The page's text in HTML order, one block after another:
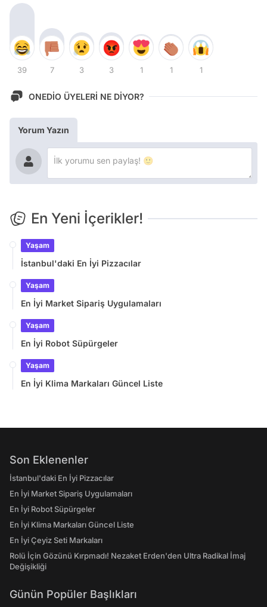
39 7 3 3 1 1 1
ONEDİO ÜYELERİ NE DİYOR?
Yorum Yazın
En Yeni İçerikler!
Yaşam
İstanbul'daki En İyi Pizzacılar
Yaşam
En İyi Market Sipariş Uygulamaları
Yaşam
En İyi Robot Süpürgeler
Yaşam
En İyi Klima Markaları Güncel Liste
Son Eklenenler
İstanbul'daki En İyi Pizzacılar
En İyi Market Sipariş Uygulamaları
En İyi Robot Süpürgeler
En İyi Klima Markaları Güncel Liste
En İyi Çeyiz Seti Markaları
Rolü İçin Gözünü Kırpmadı! Nezaket Erden'den Ultra Radikal İmaj
Değişikliği
Günün Popüler Başlıkları